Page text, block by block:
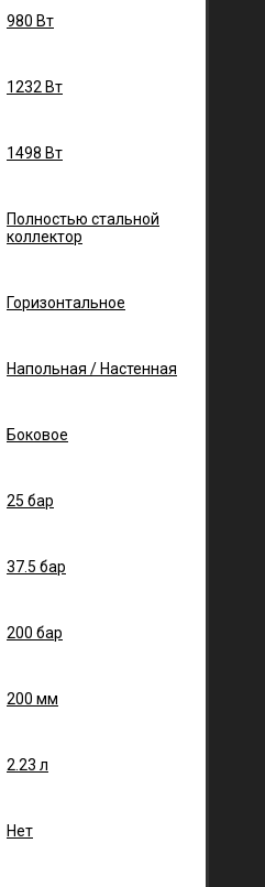
980 Вт
1232 Вт
1498 Вт
Полностью стальной
коллектор
Горизонтальное
Напольная / Настенная
Боковое
25 бар
37.5 бар
200 бар
200 мм
2.23 л
Нет